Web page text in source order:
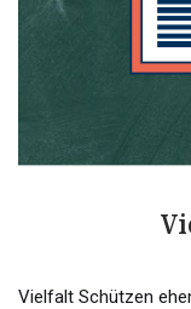
Vielfalt Schützen